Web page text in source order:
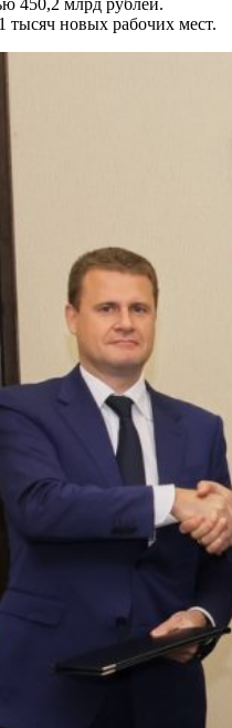
450,2 млрд рублей.
тысяч новых рабочих мест.